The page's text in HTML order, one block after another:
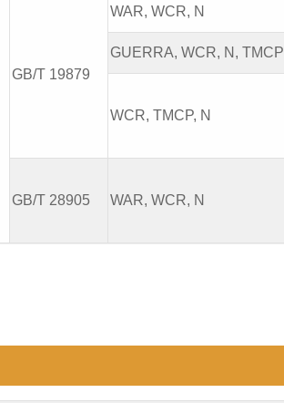
GB/T 19879
WAR, WCR, N
GUERRA, WCR, N, TMCP
WCR, TMCP, N
GB/T 28905 WAR, WCR, N